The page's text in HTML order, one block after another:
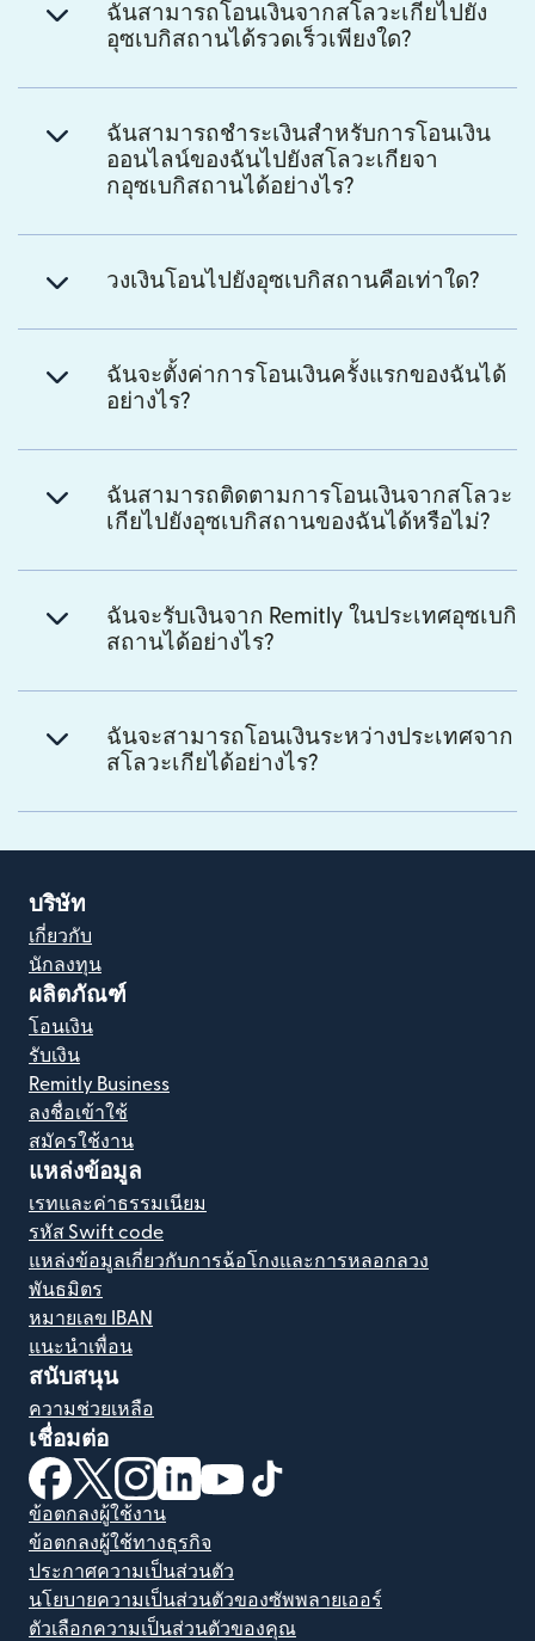
ฉันสามารถโอนเงินจากสโลวะเกียไปยัง
อุซเบกิสถานได้รวดเร็วเพียงใด?
ฉันสามารถชำระเงินสำหรับการโอนเงิน
ออนไลน์ของฉันไปยังสโลวะเกียจา
กอุซเบกิสถานได้อย่างไร?
วงเงินโอนไปยังอุซเบกิสถานคือเท่าใด?
ฉันจะตั้งค่าการโอนเงินครั้งแรกของฉันได้
อย่างไร?
ฉันสามารถติดตามการโอนเงินจากสโลวะ
เกียไปยังอุซเบกิสถานของฉันได้หรือไม่?
ฉันจะรับเงินจาก Remitly ในประเทศอุซเบกิ
สถานได้อย่างไร?
ฉันจะสามารถโอนเงินระหว่างประเทศจาก
สโลวะเกียได้อย่างไร?
บริษัท
เกี่ยวกับ
นักลงทุน
ผลิตภัณฑ์
โอนเงิน
รับเงิน
Remitly Business
ลงชื่อเข้าใช้
สมัครใช้งาน
แหล่งข้อมูล
เรทและค่าธรรมเนียม
รหัส Swift code
แหล่งข้อมูลเกี่ยวกับการฉ้อโกงและการหลอกลวง
พันธมิตร
หมายเลข IBAN
แนะนำเพื่อน
สนับสนุน
ความช่วยเหลือ
เชื่อมต่อ
(เปิดในหน้าต่างใหม่)
(เปิดในหน้าต่างใหม่)
(เปิดในหน้าต่างใหม่)
(เปิดในหน้าต่างใหม่)
(เปิดในหน้าต่างใหม่)
ข้อตกลงผู้ใช้งาน
ข้อตกลงผู้ใช้ทางธุรกิจ
ประกาศความเป็นส่วนตัว
นโยบายความเป็นส่วนตัวของซัพพลายเออร์
ตัวเลือกความเป็นส่วนตัวของคุณ